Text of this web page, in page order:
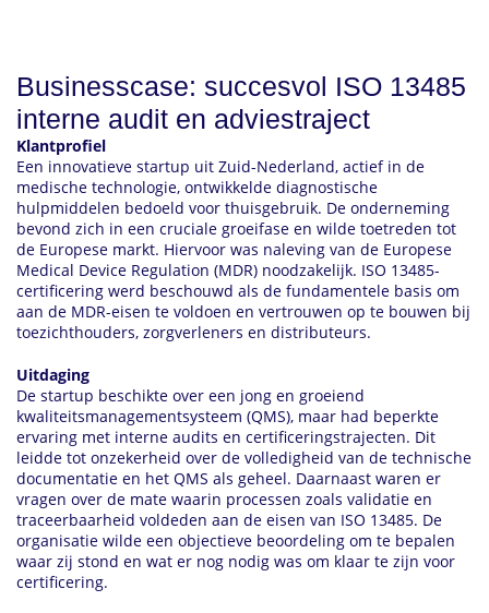
Businesscase: succesvol ISO 13485
interne audit en adviestraject
Klantprofiel
Een innovatieve startup uit Zuid-Nederland, actief in de
medische technologie, ontwikkelde diagnostische
hulpmiddelen bedoeld voor thuisgebruik. De onderneming
bevond zich in een cruciale groeifase en wilde toetreden tot
de Europese markt. Hiervoor was naleving van de Europese
Medical Device Regulation (MDR) noodzakelijk. ISO 13485-
certificering werd beschouwd als de fundamentele basis om
aan de MDR-eisen te voldoen en vertrouwen op te bouwen bij
toezichthouders, zorgverleners en distributeurs.
Uitdaging
De startup beschikte over een jong en groeiend
kwaliteitsmanagementsysteem (QMS), maar had beperkte
ervaring met interne audits en certificeringstrajecten. Dit
leidde tot onzekerheid over de volledigheid van de technische
documentatie en het QMS als geheel. Daarnaast waren er
vragen over de mate waarin processen zoals validatie en
traceerbaarheid voldeden aan de eisen van ISO 13485. De
organisatie wilde een objectieve beoordeling om te bepalen
waar zij stond en wat er nog nodig was om klaar te zijn voor
certificering.